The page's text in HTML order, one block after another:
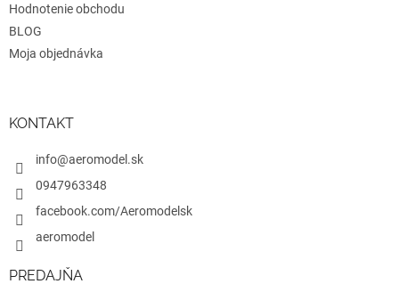
Hodnotenie obchodu
BLOG
Moja objednávka
KONTAKT
info@aeromodel.sk
0947963348
facebook.com/Aeromodelsk
aeromodel
PREDAJŇA